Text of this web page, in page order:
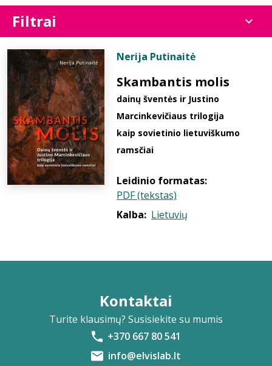
Filtrai
Nerija Putinaitė
Skambantis molis
dainų šventės ir Justino
Marcinkevičiaus trilogija
kaip sovietinio lietuviškumo
ramsčiai
Leidinio formatas:
PDF (tekstas)
Kalba: Lietuvių
Kontaktai
Turite klausimų? Susisiekite su mumis
+370 667 80 541
info@elvislab.lt